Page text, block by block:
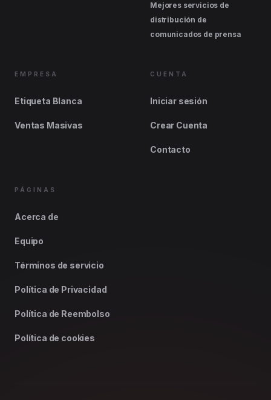
Mejores servicios de
distribución de
comunicados de prensa
EMPRESA
Etiqueta Blanca
Ventas Masivas
CUENTA
Iniciar sesión
Crear Cuenta
Contacto
PÁGINAS
Acerca de
Equipo
Términos de servicio
Política de Privacidad
Política de Reembolso
Política de cookies